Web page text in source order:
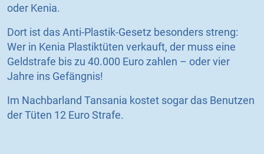
oder Kenia.
Dort ist das Anti-Plastik-Gesetz besonders streng:
Wer in Kenia Plastiktüten verkauft, der muss eine
Geldstrafe bis zu 40.000 Euro zahlen – oder vier
Jahre ins Gefängnis!
Im Nachbarland Tansania kostet sogar das Benutzen
der Tüten 12 Euro Strafe.